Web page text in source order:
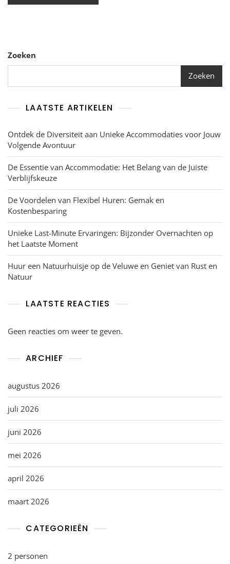
Zoeken
Zoeken
LAATSTE ARTIKELEN
Ontdek de Diversiteit aan Unieke Accommodaties voor Jouw
Volgende Avontuur
De Essentie van Accommodatie: Het Belang van de Juiste
Verblijfskeuze
De Voordelen van Flexibel Huren: Gemak en
Kostenbesparing
Unieke Last-Minute Ervaringen: Bijzonder Overnachten op
het Laatste Moment
Huur een Natuurhuisje op de Veluwe en Geniet van Rust en
Natuur
LAATSTE REACTIES
Geen reacties om weer te geven.
ARCHIEF
augustus 2026
juli 2026
juni 2026
mei 2026
april 2026
maart 2026
CATEGORIEËN
2 personen